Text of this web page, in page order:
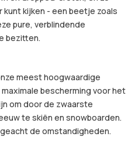
kijken - een beetje zoals
pure, verblindende
bezitten.
meest hoogwaardige
bescherming voor het
om door de zwaarste
te skiën en snowboarden.
de omstandigheden.